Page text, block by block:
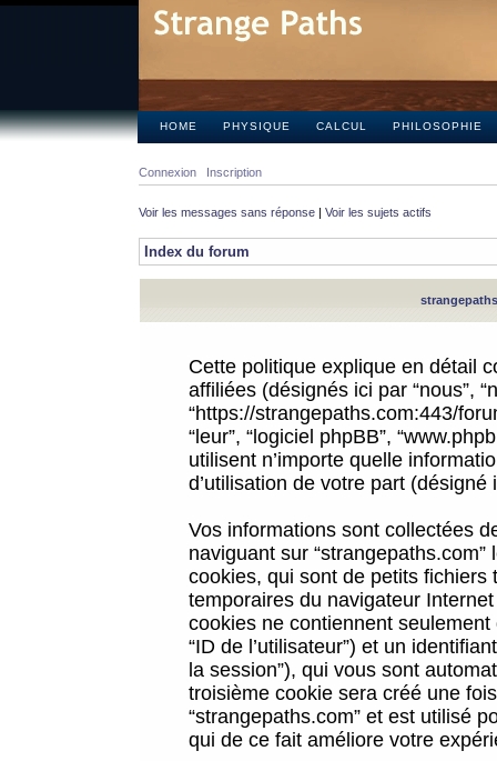
HOME PHYSIQUE CALCUL PHILOSOPHIE
Connexion Inscription
Voir les messages sans réponse | Voir les sujets actifs
Index du forum
Cette politique explique en détail
affiliées (désignés ici par “nous”,
“https://strangepaths.com:443/
“leur”, “logiciel phpBB”,
utilisent n’importe quelle
d’utilisation de votre part (désigné
Vos informations sont collectées
naviguant sur
cookies, qui sont de petits
temporaires du navigateur
cookies ne contiennent
“ID de l’utilisateur”) et un
la session”), qui vous sont
troisième cookie sera créé une
“strangepaths.com” et est utilisé
qui de ce fait améliore votre